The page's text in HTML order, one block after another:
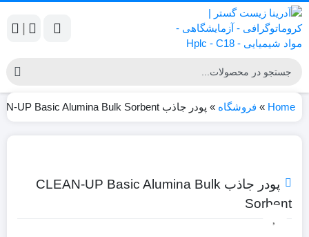
Home
» فروشگاه » پودر جاذب CLEAN-UP Basic Alumina Bulk Sorbent
پودر جاذب CLEAN-UP Basic Alumina Bulk
Sorbent